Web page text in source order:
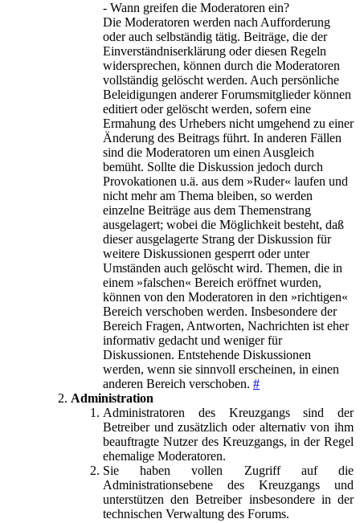
- Wann greifen die Moderatoren ein?
Die Moderatoren werden nach Aufforderung
oder auch selbständig tätig. Beiträge, die der
Einverständniserklärung oder diesen Regeln
widersprechen, können durch die Moderatoren
vollständig gelöscht werden. Auch persönliche
Beleidigungen anderer Forumsmitglieder können
editiert oder gelöscht werden, sofern eine
Ermahung des Urhebers nicht umgehend zu einer
Änderung des Beitrags führt. In anderen Fällen
sind die Moderatoren um einen Ausgleich
bemüht. Sollte die Diskussion jedoch durch
Provokationen u.ä. aus dem »Ruder« laufen und
nicht mehr am Thema bleiben, so werden
einzelne Beiträge aus dem Themenstrang
ausgelagert; wobei die Möglichkeit besteht, daß
dieser ausgelagerte Strang der Diskussion für
weitere Diskussionen gesperrt oder unter
Umständen auch gelöscht wird. Themen, die in
einem »falschen« Bereich eröffnet wurden,
können von den Moderatoren in den »richtigen«
Bereich verschoben werden. Insbesondere der
Bereich Fragen, Antworten, Nachrichten ist eher
informativ gedacht und weniger für
Diskussionen. Entstehende Diskussionen
werden, wenn sie sinnvoll erscheinen, in einen
anderen Bereich verschoben. #
Administration
Administratoren des Kreuzgangs sind der
Betreiber und zusätzlich oder alternativ von ihm
beauftragte Nutzer des Kreuzgangs, in der Regel
ehemalige Moderatoren.
Sie haben vollen Zugriff auf die
Administrationsebene des Kreuzgangs und
unterstützen den Betreiber insbesondere in der
technischen Verwaltung des Forums.